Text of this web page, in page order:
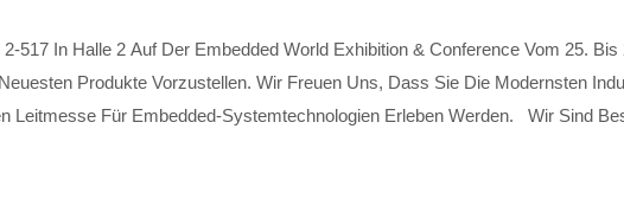
517 In Halle 2 Auf Der Embedded World Exhibition & Conference Vom 25. Bis
Produkte Vorzustellen. Wir Freuen Uns, Dass Sie Die Modernsten
Leitmesse Für Embedded-Systemtechnologien Erleben Werden. Wir Sind
World 2020 Besondere Highlights Präsentieren.